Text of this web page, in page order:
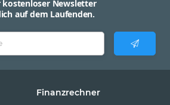
kostenloser Newsletter
auf dem Laufenden.
Finanzrechner